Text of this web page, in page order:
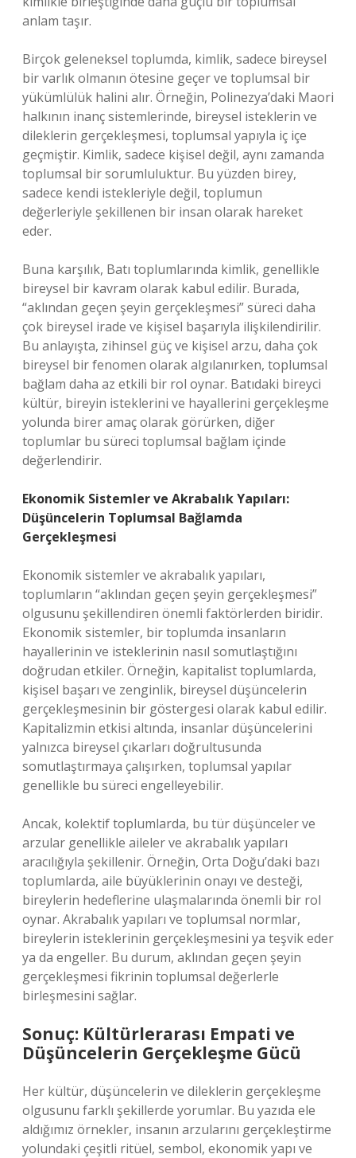
anlam taşır.
Birçok geleneksel toplumda, kimlik, sadece bireysel
bir varlık olmanın ötesine geçer ve toplumsal bir
yükümlülük halini alır. Örneğin, Polinezya’daki Maori
halkının inanç sistemlerinde, bireysel isteklerin ve
dileklerin gerçekleşmesi, toplumsal yapıyla iç içe
geçmiştir. Kimlik, sadece kişisel değil, aynı zamanda
toplumsal bir sorumluluktur. Bu yüzden birey,
sadece kendi istekleriyle değil, toplumun
değerleriyle şekillenen bir insan olarak hareket
eder.
Buna karşılık, Batı toplumlarında kimlik, genellikle
bireysel bir kavram olarak kabul edilir. Burada,
“aklından geçen şeyin gerçekleşmesi” süreci daha
çok bireysel irade ve kişisel başarıyla ilişkilendirilir.
Bu anlayışta, zihinsel güç ve kişisel arzu, daha çok
bireysel bir fenomen olarak algılanırken, toplumsal
bağlam daha az etkili bir rol oynar. Batıdaki bireyci
kültür, bireyin isteklerini ve hayallerini gerçekleşme
yolunda birer amaç olarak görürken, diğer
toplumlar bu süreci toplumsal bağlam içinde
değerlendirir.
Ekonomik Sistemler ve Akrabalık Yapıları:
Düşüncelerin Toplumsal Bağlamda
Gerçekleşmesi
Ekonomik sistemler ve akrabalık yapıları,
toplumların “aklından geçen şeyin gerçekleşmesi”
olgusunu şekillendiren önemli faktörlerden biridir.
Ekonomik sistemler, bir toplumda insanların
hayallerinin ve isteklerinin nasıl somutlaştığını
doğrudan etkiler. Örneğin, kapitalist toplumlarda,
kişisel başarı ve zenginlik, bireysel düşüncelerin
gerçekleşmesinin bir göstergesi olarak kabul edilir.
Kapitalizmin etkisi altında, insanlar düşüncelerini
yalnızca bireysel çıkarları doğrultusunda
somutlaştırmaya çalışırken, toplumsal yapılar
genellikle bu süreci engelleyebilir.
Ancak, kolektif toplumlarda, bu tür düşünceler ve
arzular genellikle aileler ve akrabalık yapıları
aracılığıyla şekillenir. Örneğin, Orta Doğu’daki bazı
toplumlarda, aile büyüklerinin onayı ve desteği,
bireylerin hedeflerine ulaşmalarında önemli bir rol
oynar. Akrabalık yapıları ve toplumsal normlar,
bireylerin isteklerinin gerçekleşmesini ya teşvik eder
ya da engeller. Bu durum, aklından geçen şeyin
gerçekleşmesi fikrinin toplumsal değerlerle
birleşmesini sağlar.
Sonuç: Kültürlerarası Empati ve
Düşüncelerin Gerçekleşme Gücü
Her kültür, düşüncelerin ve dileklerin gerçekleşme
olgusunu farklı şekillerde yorumlar. Bu yazıda ele
aldığımız örnekler, insanın arzularını gerçekleştirme
yolundaki çeşitli ritüel, sembol, ekonomik yapı ve